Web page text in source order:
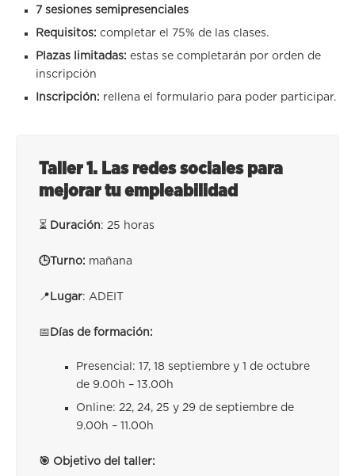
7 sesiones semipresenciales
Requisitos: completar el 75% de las clases.
Plazas limitadas: estas se completarán por orden de
inscripción
Inscripción: rellena el formulario para poder participar.
Taller 1. Las redes sociales para
mejorar tu empleabilidad
⏳ Duración: 25 horas
🕒Turno: mañana
📍 Lugar: ADEIT
📅 Días de formación:
Presencial: 17, 18 septiembre y 1 de octubre
de 9.00h – 13.00h
Online: 22, 24, 25 y 29 de septiembre de
9.00h – 11.00h
🎯 Objetivo del taller: